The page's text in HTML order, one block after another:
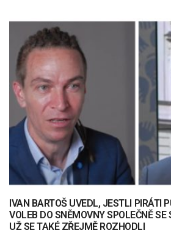
IVAN BARTOŠ UVEDL, JESTLI PIRÁTI
VOLEB DO SNĚMOVNY SPOLEČNĚ SE
UŽ SE TAKÉ ZŘEJMĚ ROZHODLI